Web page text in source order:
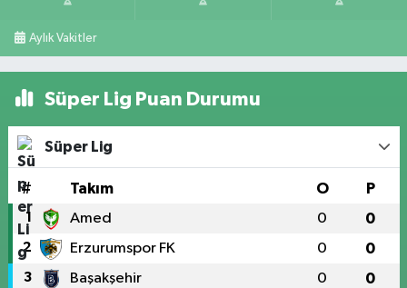
Aylık Vakitler
Süper Lig Puan Durumu
Süper Lig
# Takım O P
1 Amed 0 0
2 Erzurumspor FK 0 0
3 Başakşehir 0 0